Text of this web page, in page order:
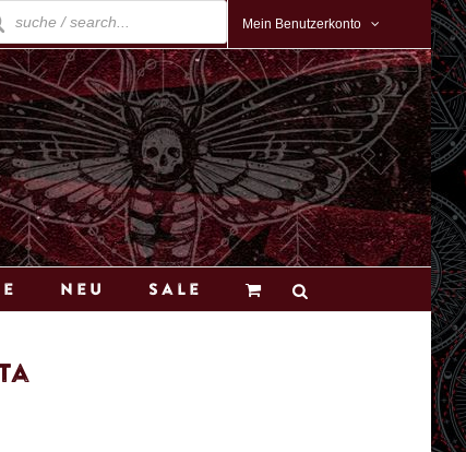
Mein Benutzerkonto
Neu Sale